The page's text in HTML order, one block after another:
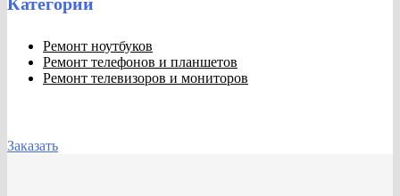
Ремонт ноутбуков
Ремонт телефонов и планшетов
Ремонт телевизоров и мониторов
Заказать